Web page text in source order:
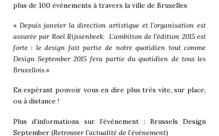
plus de 100 évènements à travers la ville de Bruxelles
« Depuis janvier la direction artistique et l’organisation est
assurée par Roel Rijssenbeek. L’ambition de l’édition 2015 est
forte : le design fait partie de notre quotidien tout comme
Design September 2015 fera partie du quotidien de tous les
Bruxellois.«
En espérant pouvoir vous en dire plus très vite, sur place,
ou à distance !
Plus d’informations sur l’évènement :Brussels Design
September(Retrouver l’actualité de l’évènement)